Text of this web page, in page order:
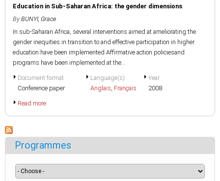
Education in Sub-Saharan Africa: the gender dimensions
By BUNYI, Grace
In sub-Saharan Africa, several interventions aimed at ameliorating the
gender inequities in transition to and effective participation in higher
education have been implemented Affirmative action policiesand
programs have been implemented at the...
Document format
Conference paper
Language(s)
Anglais, Français
Year
2008
Read more
Programmes